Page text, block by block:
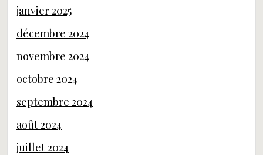
janvier 2025
décembre 2024
novembre 2024
octobre 2024
septembre 2024
août 2024
juillet 2024